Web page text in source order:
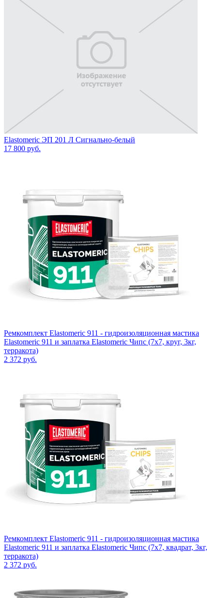
Elastomeric ЭП 201 Л Сигнально-белый
17 800 руб.
Ремкомплект Elastomeric 911 - гидроизоляционная мастика
Elastomeric 911 и заплатка Elastomeric Чипс (7х7, круг, 3кг,
терракота)
2 372 руб.
Ремкомплект Elastomeric 911 - гидроизоляционная мастика
Elastomeric 911 и заплатка Elastomeric Чипс (7х7, квадрат, 3кг,
терракота)
2 372 руб.